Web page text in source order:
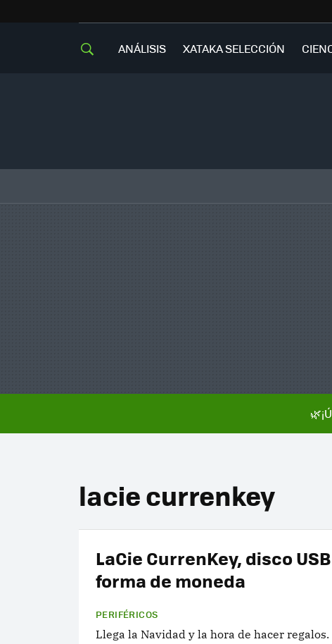
ANÁLISIS XATAKA SELECCIÓN
lacie currenkey
LaCie CurrenKey, disco
forma de moneda
PERIFÉRICOS
Llega la Navidad y la hora de hacer regalos.